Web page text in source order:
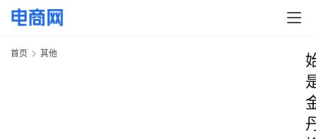
首页 其他